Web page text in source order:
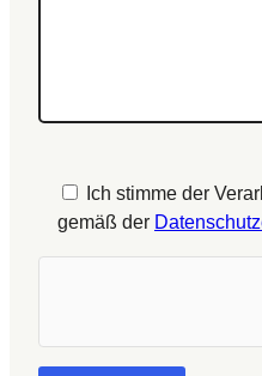
Ich stimme der
gemäß der